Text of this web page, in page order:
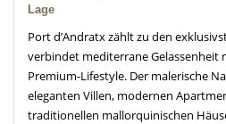
Lage
Port d’Andratx zählt zu den
verbindet mediterrane Gelassenheit
Premium-Lifestyle. Der malerische
eleganten Villen, modernen
traditionellen mallorquinischen